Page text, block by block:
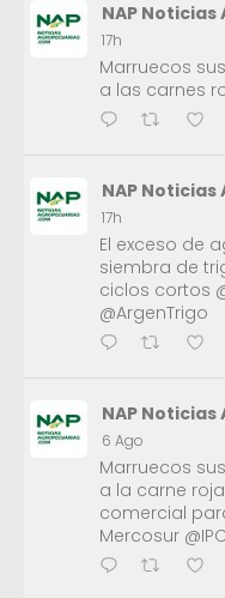
NAP Noticias
17h
Marruecos
a las carnes
NAP Noticias
17h
El exceso de
siembra de
ciclos cortos
@ArgenTrigo
NAP Noticias
6 Ago
Marruecos
a la carne
comercial
Mercosur